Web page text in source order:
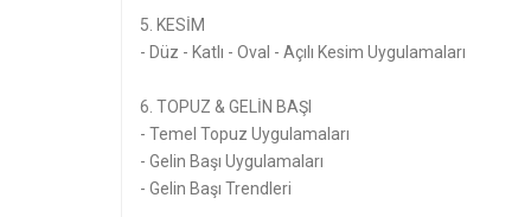
5. KESİM
- Düz - Katlı - Oval - Açılı Kesim Uygulamaları
6. TOPUZ & GELİN BAŞI
- Temel Topuz Uygulamaları
- Gelin Başı Uygulamaları
- Gelin Başı Trendleri